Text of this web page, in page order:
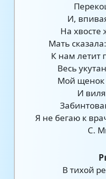
И,
На
Мать
К нам
Весь
Мой щенок
И
Я не бегаю к
С.
В тихой